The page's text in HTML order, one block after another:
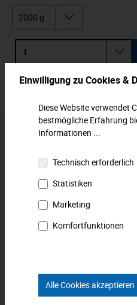
Zum Merkzettel hinzufügen
Beschreibung
Fäustel. Deutsche Form. Kopf
und poliert. Rin…Mehr
Downloads
Technische Daten
Produkt FAQs
Einwilligung zu Cookies &
Diese Website verwendet
bestmögliche Erfahrung
Informationen ...
Technisch erforderlich
Statistiken
Marketing
Komfortfunktionen
Alle Cookies akzeptieren